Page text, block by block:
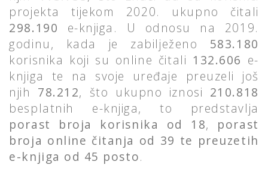
projekta tijekom 2020. ukupno čitali
298.190 e-knjiga. U odnosu na 2019.
godinu, kada je zabilježeno 583.180
korisnika koji su online čitali 132.606 e-
knjiga te na svoje uređaje preuzeli još
njih 78.212, što ukupno iznosi 210.818
besplatnih e-knjiga, to predstavlja
porast broja korisnika od 18, porast
broja online čitanja od 39 te preuzetih
e-knjiga od 45 posto.